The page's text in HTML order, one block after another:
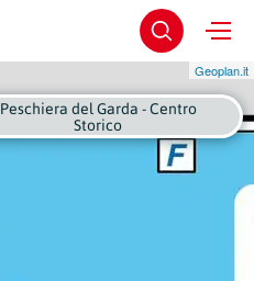
Geoplan.it
Peschiera del Garda - Centro
Storico